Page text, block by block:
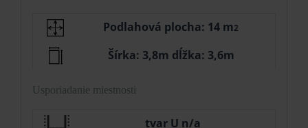
Podlahová plocha: 14 m2
Šírka: 3,8m dĺžka: 3,6m
Usporiadanie miestnosti
tvar U n/a